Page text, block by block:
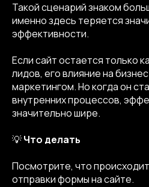
Такой сценарий знаком
именно здесь теряется
эффективности.
Если сайт остается только
лидов, его влияние на
маркетингом. Но когда он
внутренних процессов,
значительно шире.
💡Что делать
Посмотрите, что
отправки формы на сайте.